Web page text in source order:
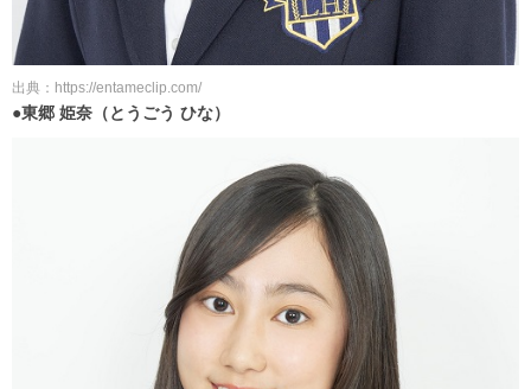
出典：https://entameclip.com/
●東郷 姫奈（とうごう ひな）